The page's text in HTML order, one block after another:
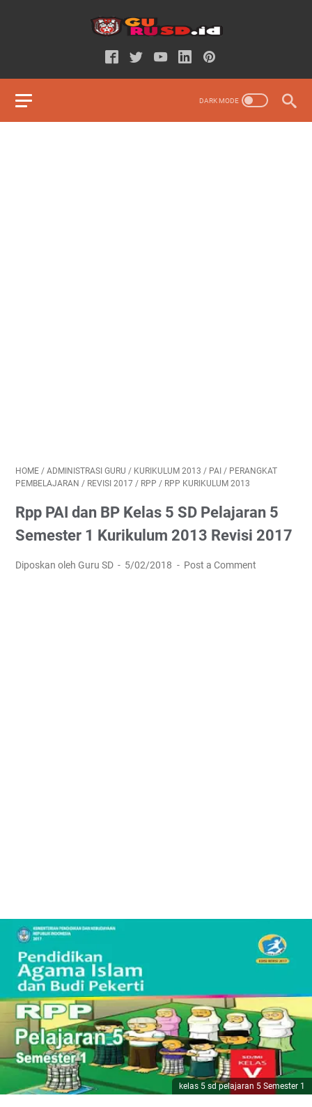
HOME / ADMINISTRASI GURU / KURIKULUM 2013 / PAI / PERANGKAT
PEMBELAJARAN / REVISI 2017 / RPP / RPP KURIKULUM 2013
Rpp PAI dan BP Kelas 5 SD Pelajaran 5
Semester 1 Kurikulum 2013 Revisi 2017
Diposkan oleh Guru SD 5/02/2018 Post a Comment
kelas 5 sd pelajaran 5 Semester 1